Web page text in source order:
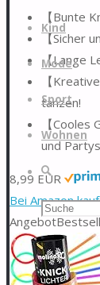
Kind
Mode
Sport
Wohnen
Suche
Suchen
nach:
【Bunte
【Sicher
【Lange
【
tanzen!
【
und
8,99 EUR
Bei Amazon
Angebot